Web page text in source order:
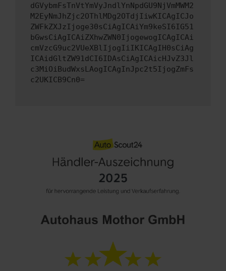
dGVybmFsTnVtYmVyJndlYnNpdGU9NjVmMWM2
M2EyNmJhZjc2OThlMDg2OTdjIiwKICAgICJo
ZWFkZXJzIjoge30sCiAgICAiYm9keSI6IG51
bGwsCiAgICAiZXhwZWN0IjogewogICAgICAi
cmVzcG9uc2VUeXBlIjogIiIKICAgIH0sCiAg
ICAidGltZW91dCI6IDAsCiAgICAicHJvZ3Jl
c3MiOiBudWxsLAogICAgInJpc2t5IjogZmFs
c2UKICB9Cn0=